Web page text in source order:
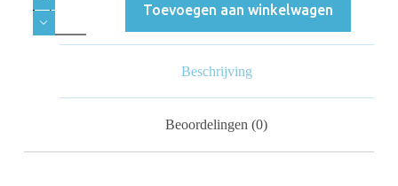
Toevoegen aan winkelwagen
Beschrijving
Beoordelingen (0)